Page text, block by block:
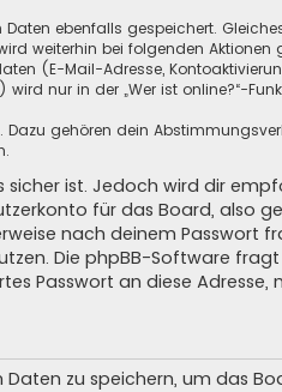
ebenfalls gespeichert.
weiterhin bei folgenden
(E-Mail-Adresse,
nur in der „Wer ist online?“-
gehören dein
ist. Jedoch wird dir
für das Board, also
nach deinem Passwort
Die phpBB-Software
Passwort an diese
zu speichern, um das